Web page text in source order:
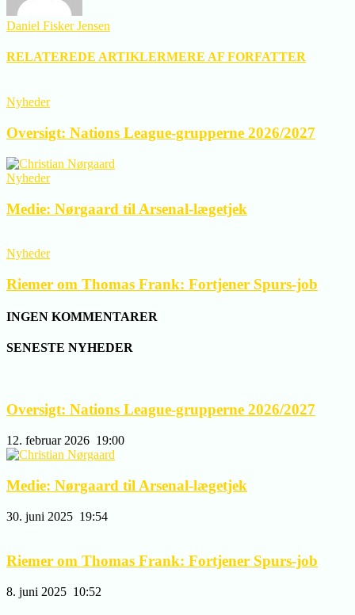
Daniel Fisker Jensen
RELATEREDE ARTIKLERMERE AF FORFATTER
Nyheder
Oversigt: Nations League-grupperne 2026/2027
Nyheder
Medie: Nørgaard til Arsenal-lægetjek
Nyheder
Riemer om Thomas Frank: Fortjener Spurs-job
INGEN KOMMENTARER
SENESTE NYHEDER
Oversigt: Nations League-grupperne 2026/2027
12. februar 2026 19:00
Medie: Nørgaard til Arsenal-lægetjek
30. juni 2025 19:54
Riemer om Thomas Frank: Fortjener Spurs-job
8. juni 2025 10:52